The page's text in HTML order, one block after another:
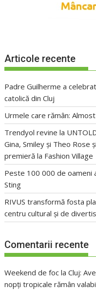
Articole recente
Padre Guilherme a
catolică din Cluj
Urmele care rămân:
Trendyol revine la
Gina, Smiley și Theo Rose
premieră la Fashion Village
Peste 100 000 de oameni
Sting
RIVUS transformă fosta
centru cultural și de
Comentarii recente
Weekend de foc la Cluj:
nopți tropicale rămân